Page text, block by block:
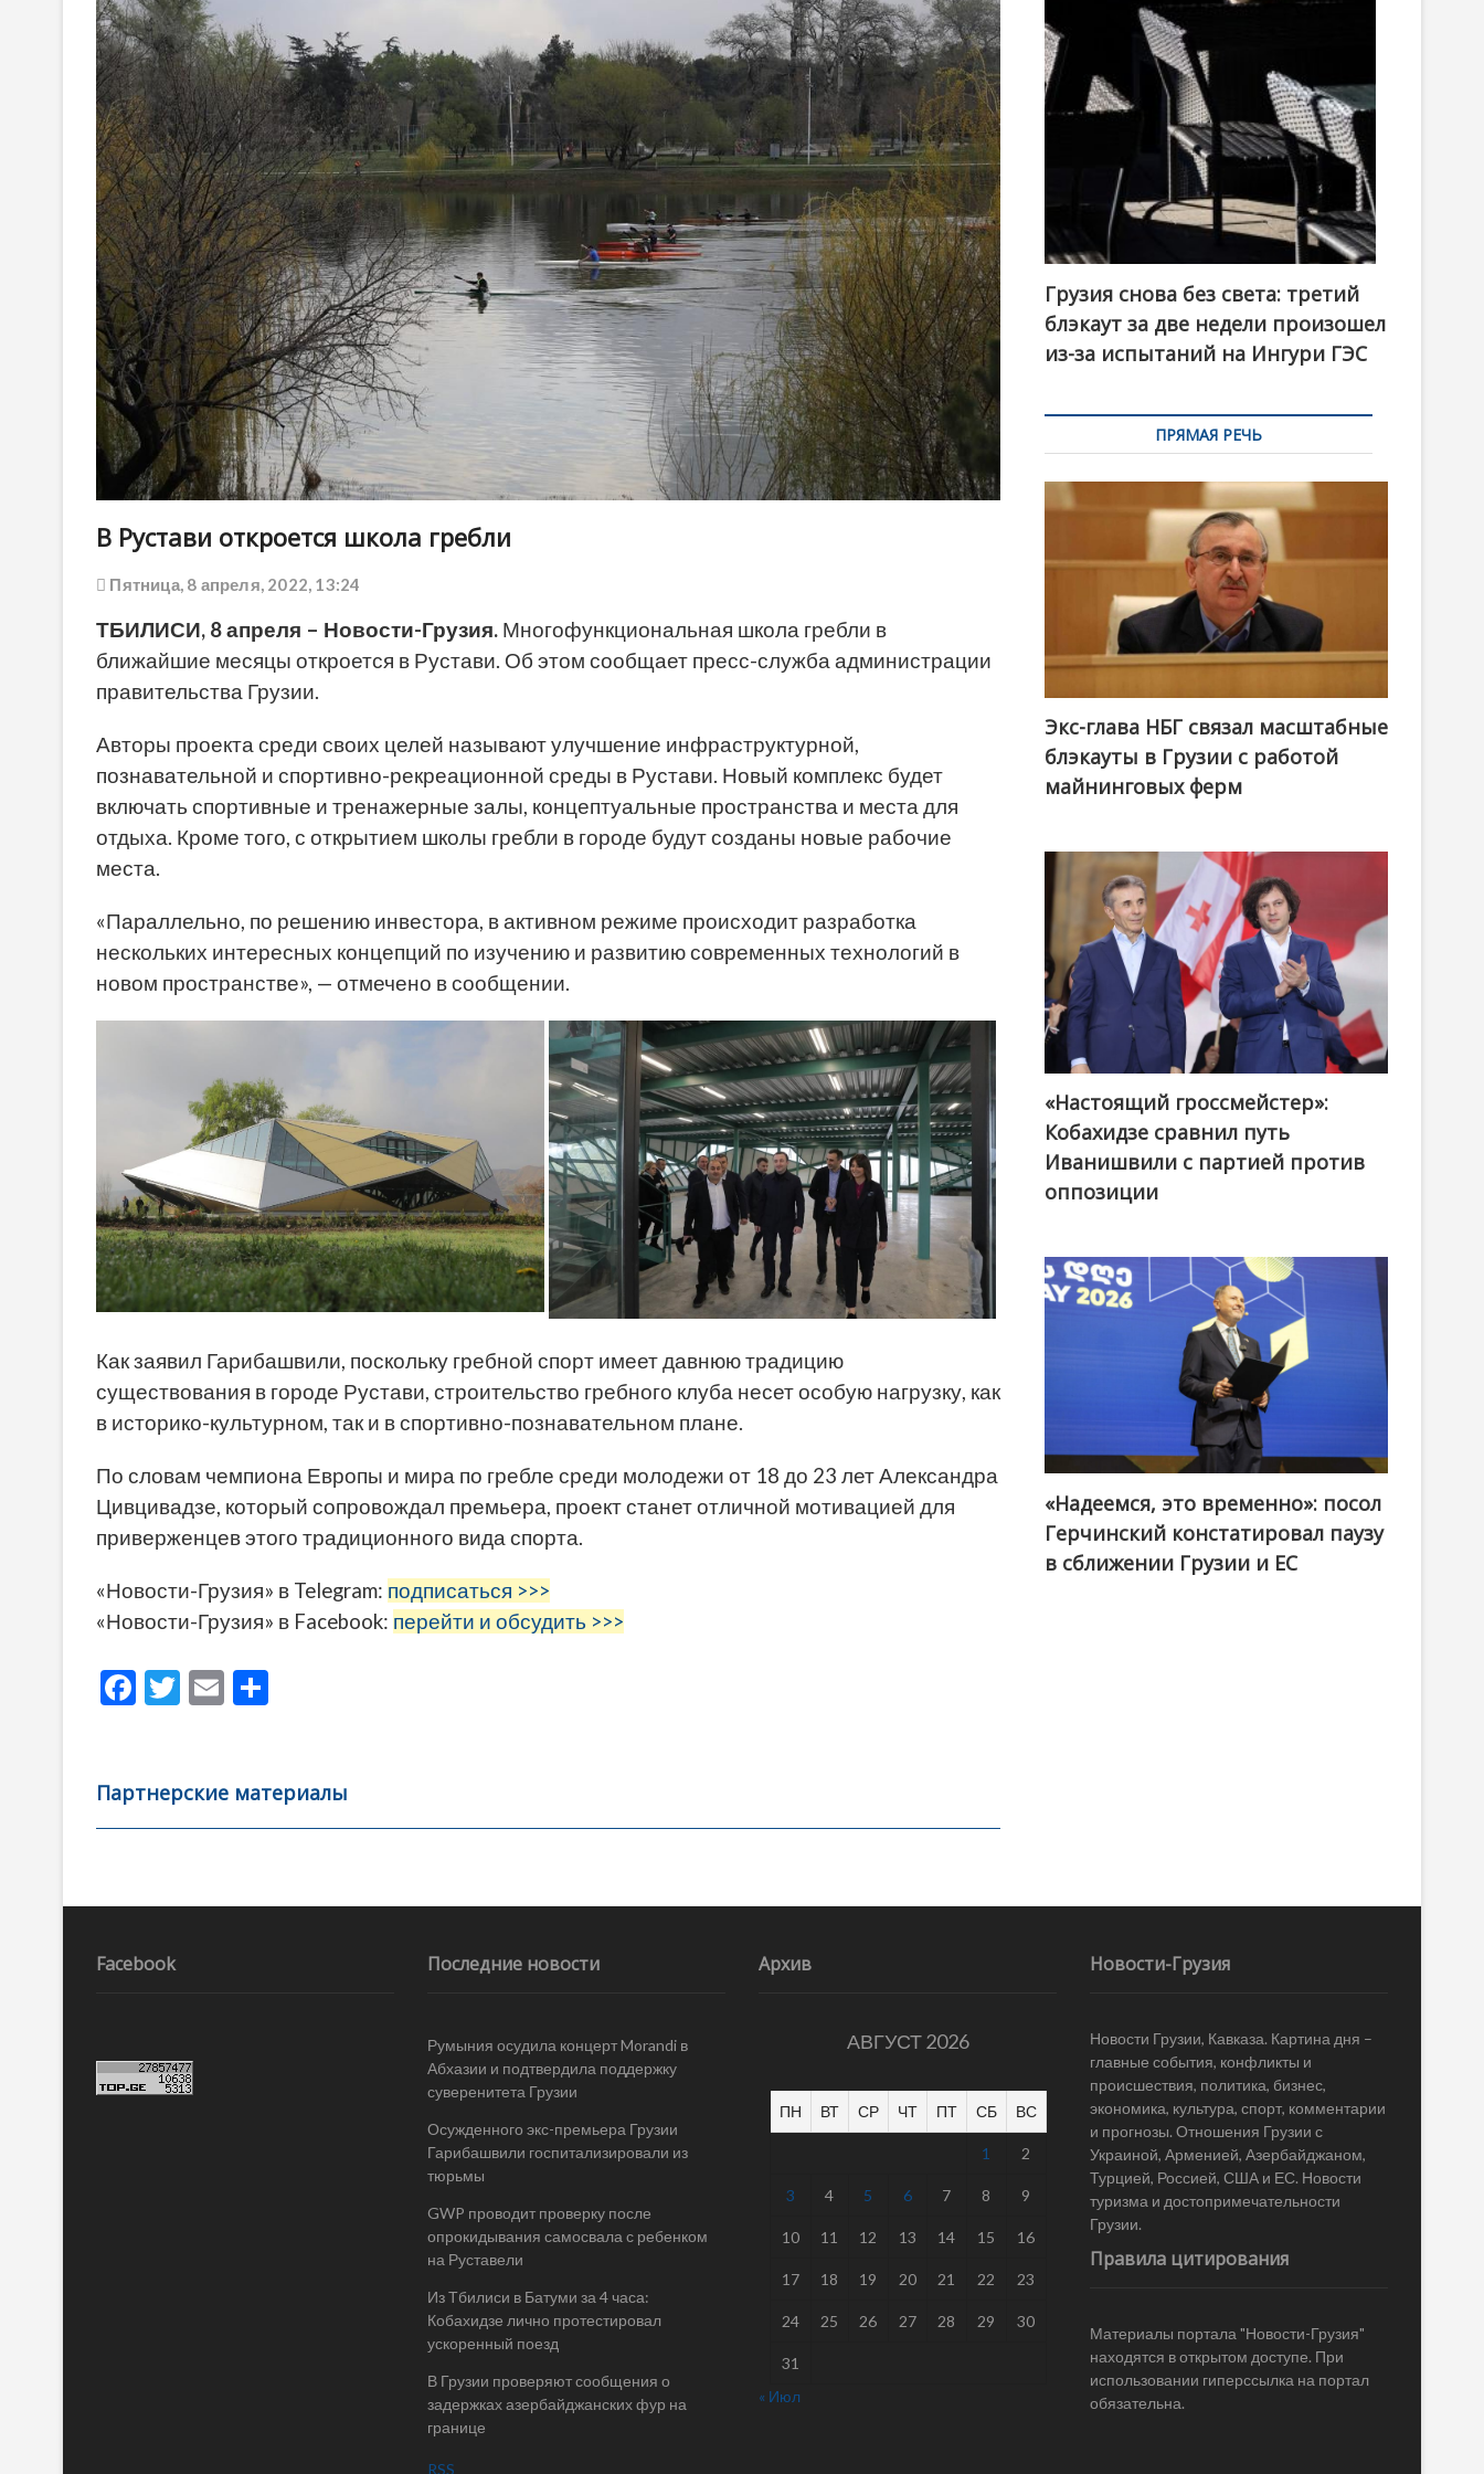
В Рустави откроется школа гребли
Пятница, 8 апреля, 2022, 13:24
ТБИЛИСИ, 8 апреля – Новости-Грузия. Многофункциональная школа гребли в
ближайшие месяцы откроется в Рустави. Об этом сообщает пресс-служба администрации
правительства Грузии.
Авторы проекта среди своих целей называют улучшение инфраструктурной,
познавательной и спортивно-рекреационной среды в Рустави. Новый комплекс будет
включать спортивные и тренажерные залы, концептуальные пространства и места для
отдыха. Кроме того, с открытием школы гребли в городе будут созданы новые рабочие
места.
«Параллельно, по решению инвестора, в активном режиме происходит разработка
нескольких интересных концепций по изучению и развитию современных технологий в
новом пространстве», — отмечено в сообщении.
Как заявил Гарибашвили, поскольку гребной спорт имеет давнюю традицию
существования в городе Рустави, строительство гребного клуба несет особую нагрузку, как
в историко-культурном, так и в спортивно-познавательном плане.
По словам чемпиона Европы и мира по гребле среди молодежи от 18 до 23 лет Александра
Цивцивадзе, который сопровождал премьера, проект станет отличной мотивацией для
приверженцев этого традиционного вида спорта.
«Новости-Грузия» в Telegram: подписаться >>>
«Новости-Грузия» в Facebook: перейти и обсудить >>>
F
b
o
k
T
er
E
l
а
в
ть
Партнерские материалы
Навигация
записям
Грузия снова без света: третий
блэкаут за две недели произошел
из-за испытаний на Ингури ГЭС
ПРЯМАЯ РЕЧЬ
Экс-глава НБГ связал масштабные
блэкауты в Грузии с работой
майнинговых ферм
@ქართული ოცნება / Georgian Dream
«Настоящий гроссмейстер»:
Кобахидзе сравнил путь
Иванишвили с партией против
оппозиции
«Надеемся, это временно»: посол
Герчинский констатировал паузу
в сближении Грузии и ЕС
Facebook Последние новости
Румыния осудила концерт Morandi в
Абхазии и подтвердила поддержку
суверенитета Грузии
Осужденного экс-премьера Грузии
Гарибашвили госпитализировали из
тюрьмы
GWP проводит проверку после
опрокидывания самосвала с ребенком
на Руставели
Из Тбилиси в Батуми за 4 часа:
Кобахидзе лично протестировал
ускоренный поезд
В Грузии проверяют сообщения о
задержках азербайджанских фур на
границе
RSS
Архив
АВГУСТ 2026
ПН ВТ СР ЧТ ПТ СБ ВС
1 2
3 4 5 6 7 8 9
10 11 12 13 14 15 16
17 18 19 20 21 22 23
24 25 26 27 28 29 30
31
« Июл
Новости-Грузия
Новости Грузии, Кавказа. Картина дня –
главные события, конфликты и
происшествия, политика, бизнес,
экономика, культура, спорт, комментарии
и прогнозы. Отношения Грузии с
Украиной, Арменией, Азербайджаном,
Турцией, Россией, США и ЕС. Новости
туризма и достопримечательности
Грузии.
Правила цитирования
Материалы портала "Новости-Грузия"
находятся в открытом доступе. При
использовании гиперссылка на портал
обязательна.